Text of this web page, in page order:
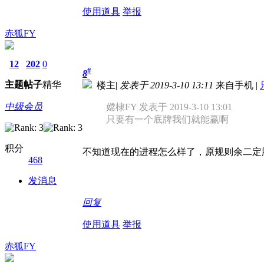
使用道具 举报
赤狐FY
12
主题
202
帖子
0
精华
中级会员
积分
468
发消息
8#
楼主| 发表于 2019-3-10 13:11 来自手机 |
嫦棣FY 发表于 2019-3-10 13:01
只要有一个底牌我们就能赢啊
不知道现在的进程怎么样了，原规则余二定
回复
使用道具 举报
赤狐FY